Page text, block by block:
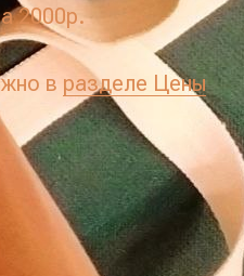
2000р.
в разделе Цены